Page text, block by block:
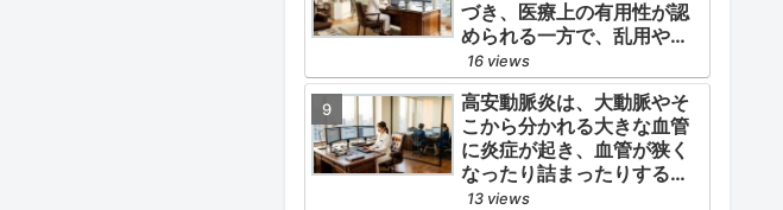
防」の2軸を同時に管理する
ことにあります。
づき、医療上の有用性が認
められる一方で、乱用や依
存の危険性から厳重な管
理・規制が必要とされる薬
物のうち、第1種・第2種よ
りも比較的リスクが低いと
判断されて指定されている
医薬品の分類です。
16 views
高安動脈炎は、大動脈やそ
こから分かれる大きな血管
に炎症が起き、血管が狭く
なったり詰まったりする指
定難病です。
13 views